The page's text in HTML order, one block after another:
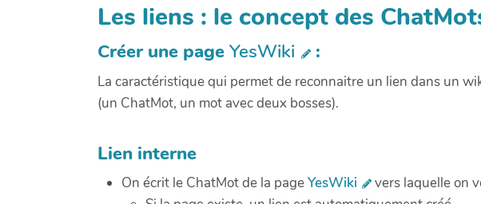
Les liens : le concept des
Créer une pageYesWiki :
La caractéristique qui permet de reconnaitre un lien dans un
(un ChatMot, un mot avec deux bosses).
Lien interne
On écrit le ChatMot de la pageYesWiki
vers laquelle on